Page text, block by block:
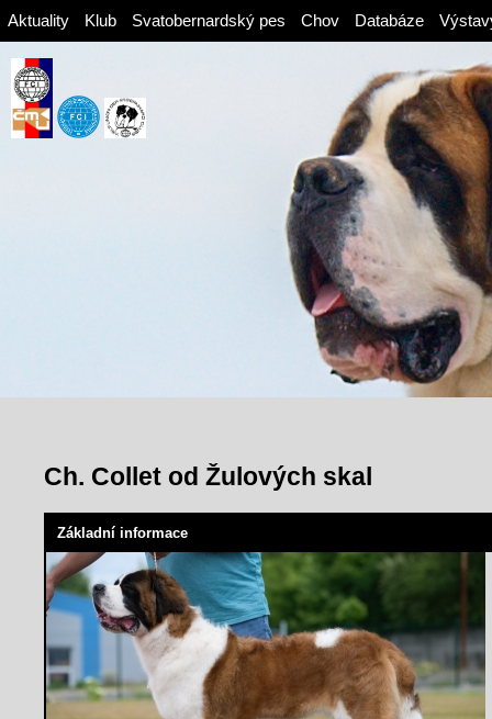
Aktuality Klub Svatobernardský pes Chov Databáze
Ch. Collet od Žulových skal
Základní informace